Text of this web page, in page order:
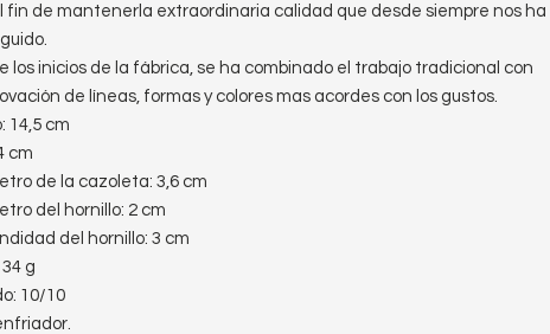
fin de mantenerla extraordinaria calidad que desde siempre nos ha
los inicios de la fábrica, se ha combinado el trabajo tradicional con
de líneas, formas y colores mas acordes con los gustos.
14,5 cm
cm
de la cazoleta: 3,6 cm
del hornillo: 2 cm
del hornillo: 3 cm
g
10/10